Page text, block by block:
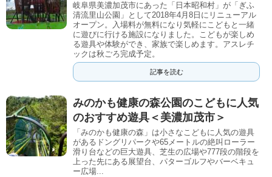
岐阜県美濃加茂市にあった「日本昭和村」が「ぎふ
清流里山公園」として2018年4月8日にリニューアル
オープン。入場料が無料になり気軽にこどもと一緒
に遊びに行ける施設になりました。こどもが楽しめ
る遊具や体験ができ、家族で楽しめます。アスレチ
ックは秋ごろ完成予定。
記事を読む
みのかも健康の森公園のこどもに人気
のおすすめ遊具＜美濃加茂市＞
「みのかも健康の森」は小さなこどもに人気の遊具
があるドングリパークや65メートルの絶叫ローラー
滑り台などの巨大遊具、芝生の広場や777段の階段を
上った先にある展望台、パターゴルフやバーベキュ
ー広場...